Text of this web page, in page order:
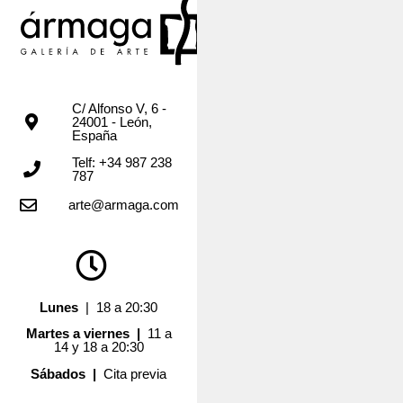
C/ Alfonso V, 6 -
24001 - León,
España
Telf: +34 987 238
787
arte@armaga.com
Lunes | 18 a 20:30
Martes a viernes | 11 a
14 y 18 a 20:30
Sábados |Cita previa